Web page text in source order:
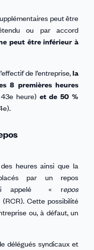
peut être
ou par accord
peut être inférieur à
de l’entreprise,la
8 premières heures
heure) et de 50 %
heures ainsi que la
par un repos
appelé « repos
Cette possibilité
ou, à défaut, un
délégués syndicaux et